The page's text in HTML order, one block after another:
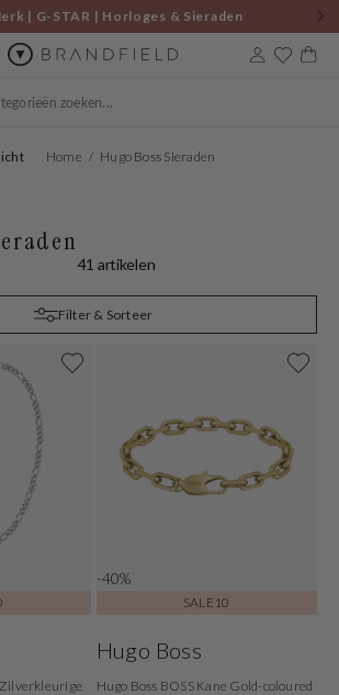
| G-STAR | Horloges & Sieraden
Cart
Home Hugo Boss Sieraden
41 artikelen
Filter & Sorteer
Zilverkleurige
-40%
SALE10
Hugo Boss
Hugo Boss BOSS Kane Gold-coloured